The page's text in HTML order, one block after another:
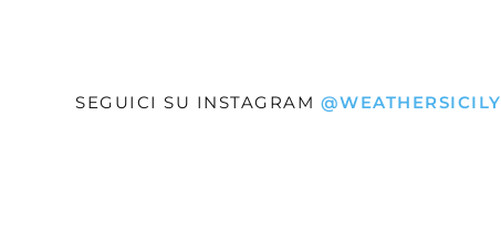
SEGUICI SU INSTAGRAM @WEATHERSICILY